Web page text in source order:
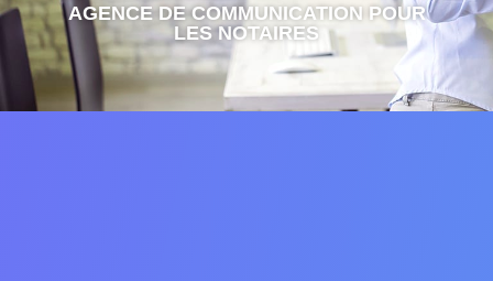
AGENCE DE COMMUNICATION POUR
LES NOTAIRES